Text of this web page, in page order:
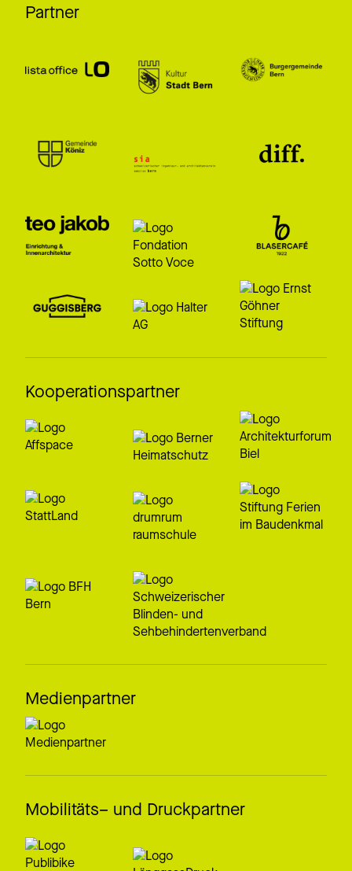
Partner
Kooperationspartner
Medienpartner
Mobilitäts– und Druckpartner